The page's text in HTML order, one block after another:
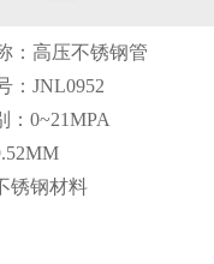
：高压不锈钢管
：JNL0952
：0~21MPA
锈钢材料